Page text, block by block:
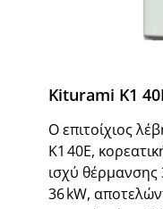
Kiturami K1
Ο επιτοίχιος
K1 40E,
ισχύ
36 kW,